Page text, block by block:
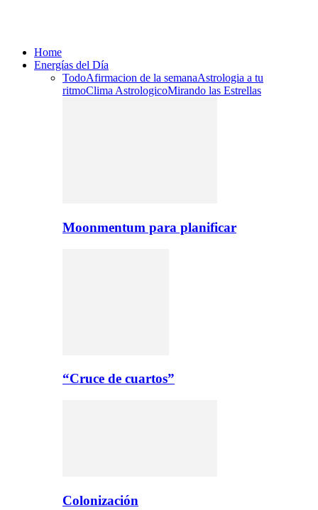
Home
Energías del Día
TodoAfirmacion de la semanaAstrologia a tu
ritmoClima AstrologicoMirando las Estrellas
Moonmentum para planificar
“Cruce de cuartos”
Colonización